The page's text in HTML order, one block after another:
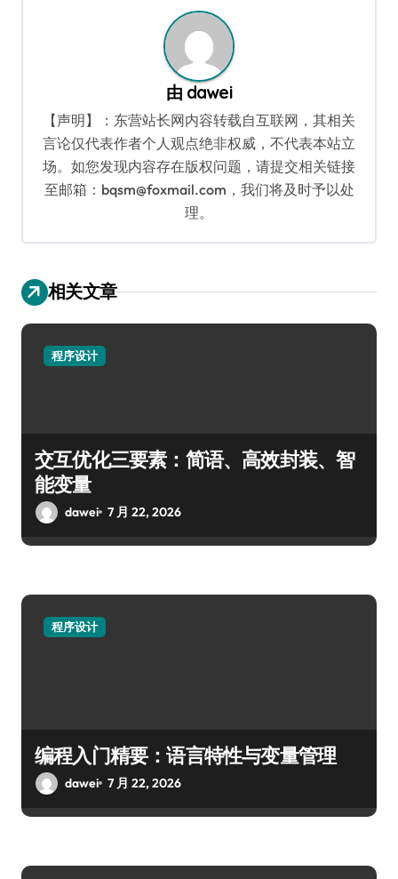
由 dawei
【声明】：东营站长网内容转载自互联网，其相关
言论仅代表作者个人观点绝非权威，不代表本站立
场。如您发现内容存在版权问题，请提交相关链接
至邮箱：bqsm@foxmail.com，我们将及时予以处
理。
相关文章
程序设计
交互优化三要素：简语、高效封装、智
能变量
dawei 7 月 22, 2026
程序设计
编程入门精要：语言特性与变量管理
dawei 7 月 22, 2026